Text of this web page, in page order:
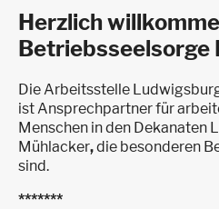
Arbeitsstellen
Herzlich
Betriebsseelsorge
Die Arbeitsstelle
ist Ansprechpartner für
Menschen in den Dekanaten
Mühlacker,die besonderen
sind.
*******